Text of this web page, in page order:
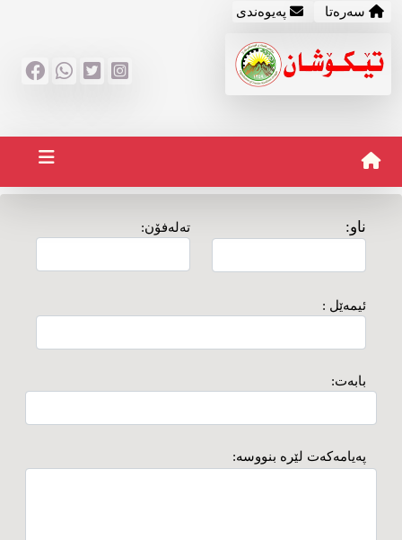
سه‌ره‌تا په‌یوه‌ندی
ناو: ته‌له‌فۆن:
ئیمه‌ێل :
بابه‌ت:
په‌یامه‌که‌ت لێره‌ بنووسه: